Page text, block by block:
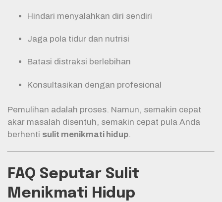
Hindari menyalahkan diri sendiri
Jaga pola tidur dan nutrisi
Batasi distraksi berlebihan
Konsultasikan dengan profesional
Pemulihan adalah proses. Namun, semakin cepat
akar masalah disentuh, semakin cepat pula Anda
berhenti sulit menikmati hidup.
FAQ Seputar Sulit
Menikmati Hidup